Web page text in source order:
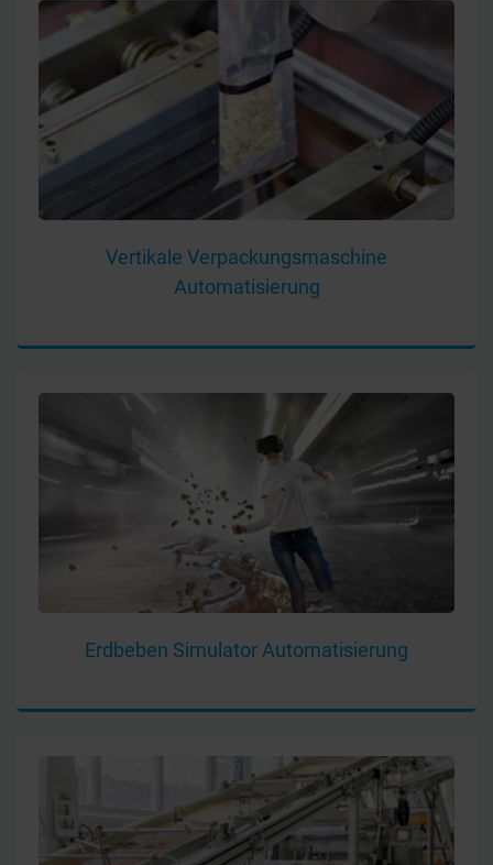
Vertikale Verpackungsmaschine
Automatisierung
Erdbeben Simulator Automatisierung